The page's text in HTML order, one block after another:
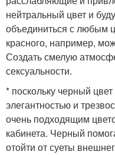
нейтральный цвет и
объединиться с любым
красного, например,
Создать смелую
сексуальности.
* поскольку черный
элегантностью и
очень подходящим
кабинета. Черный
отойти от суеты